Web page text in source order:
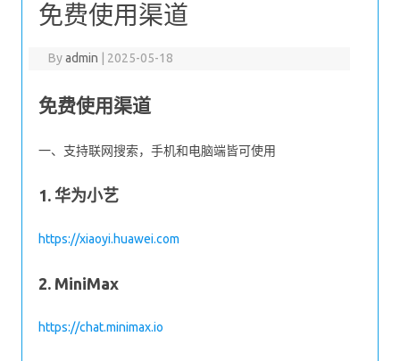
免费使用渠道
Byadmin 2025-05-18
免费使用渠道
一、支持联网搜索，手机和电脑端皆可使用
1. 华为小艺
https://xiaoyi.huawei.com
2. MiniMax
https://chat.minimax.io